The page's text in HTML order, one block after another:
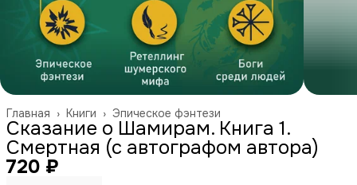
Эпическое фэнтези
Книги ›
Главная ›
Сказание о Шамирам. Книга 1.
Смертная (с автографом автора)
720 ₽